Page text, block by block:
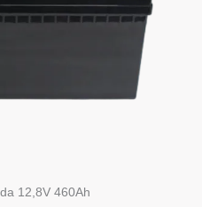
12,8V 460Ah